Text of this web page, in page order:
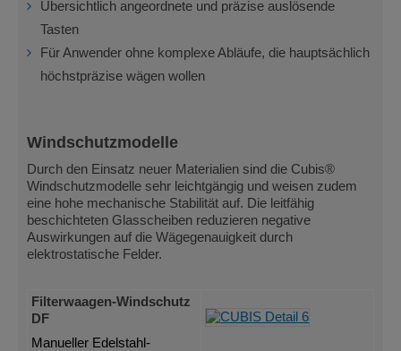
Übersichtlich angeordnete und präzise auslösende
Tasten
Für Anwender ohne komplexe Abläufe, die hauptsächlich
höchstpräzise wägen wollen
Windschutzmodelle
Durch den Einsatz neuer Materialien sind die Cubis®
Windschutzmodelle sehr leichtgängig und weisen zudem
eine hohe mechanische Stabilität auf. Die leitfähig
beschichteten Glasscheiben reduzieren negative
Auswirkungen auf die Wägegenauigkeit durch
elektrostatische Felder.
Filterwaagen-Windschutz
DF
Manueller Edelstahl-